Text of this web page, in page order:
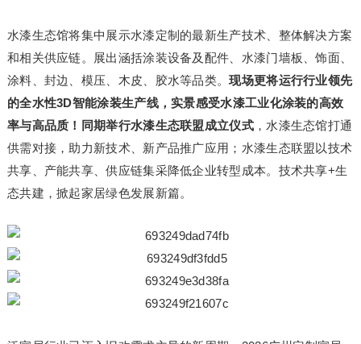
水漆生态馆将集中展示水漆定制的最新生产技术、整体解决方案
和相关供应链。展出涵括涂装设备及配件、水漆门墙板、饰面、
涂料、封边、模压、木皮、胶水等品类。现场更将运行行业领先
的全水性3D智能涂装生产线，实景感受水漆工业化涂装的高效
率与高品质！同期举行水漆生态联盟成立仪式，水漆生态馆打通
供需对接，助力新技术、新产品推广应用；水漆生态联盟以技术
共享、产能共享、供应链集采降低企业转型成本。技术共享+生
态共建，掀起家居绿色发展新篇。